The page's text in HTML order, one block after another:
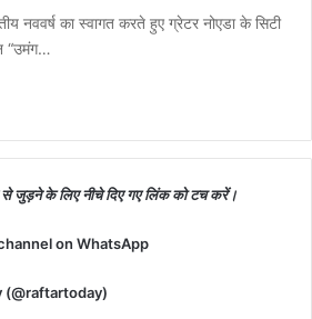
नववर्ष का स्वागत करते हुए ग्रेटर नोएडा के सिटी
“उमंग…
जुड़ने के लिए नीचे दिए गए लिंक को टच करें।
on WhatsApp
(@raftartoday)